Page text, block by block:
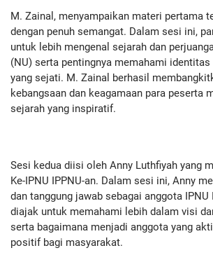
M. Zainal, menyampaikan materi pertama
dengan penuh semangat. Dalam sesi ini,
untuk lebih mengenal sejarah dan
(NU) serta pentingnya memahami identitas
yang sejati. M. Zainal berhasil
kebangsaan dan keagamaan para peserta
sejarah yang inspiratif.
Sesi kedua diisi oleh Anny Luthfiyah yang
Ke-IPNU IPPNU-an. Dalam sesi ini, Anny
dan tanggung jawab sebagai anggota IPNU
diajak untuk memahami lebih dalam visi
serta bagaimana menjadi anggota yang
positif bagi masyarakat.